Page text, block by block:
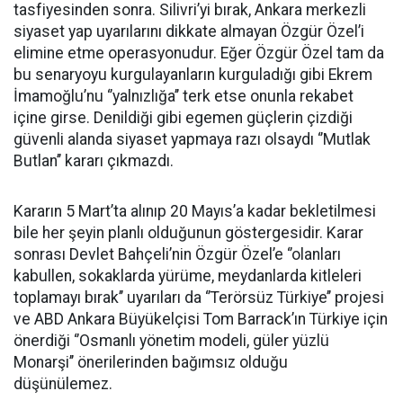
tasfiyesinden sonra. Silivri’yi bırak, Ankara merkezli
siyaset yap uyarılarını dikkate almayan Özgür Özel’i
elimine etme operasyonudur. Eğer Özgür Özel tam da
bu senaryoyu kurgulayanların kurguladığı gibi Ekrem
İmamoğlu’nu ‘’yalnızlığa’’ terk etse onunla rekabet
içine girse. Denildiği gibi egemen güçlerin çizdiği
güvenli alanda siyaset yapmaya razı olsaydı ‘’Mutlak
Butlan’’ kararı çıkmazdı.
Kararın 5 Mart’ta alınıp 20 Mayıs’a kadar bekletilmesi
bile her şeyin planlı olduğunun göstergesidir. Karar
sonrası Devlet Bahçeli’nin Özgür Özel’e ‘’olanları
kabullen, sokaklarda yürüme, meydanlarda kitleleri
toplamayı bırak’’ uyarıları da ‘’Terörsüz Türkiye’’ projesi
ve ABD Ankara Büyükelçisi Tom Barrack’ın Türkiye için
önerdiği ‘’Osmanlı yönetim modeli, güler yüzlü
Monarşi’’ önerilerinden bağımsız olduğu
düşünülemez.